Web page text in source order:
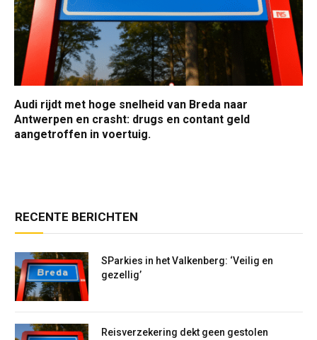
Audi rijdt met hoge snelheid van Breda naar
Antwerpen en crasht: drugs en contant geld
aangetroffen in voertuig.
RECENTE BERICHTEN
SParkies in het Valkenberg: ‘Veilig en
gezellig’
Reisverzekering dekt geen gestolen